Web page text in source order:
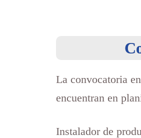
La convocatoria
encuentran en
Instalador de